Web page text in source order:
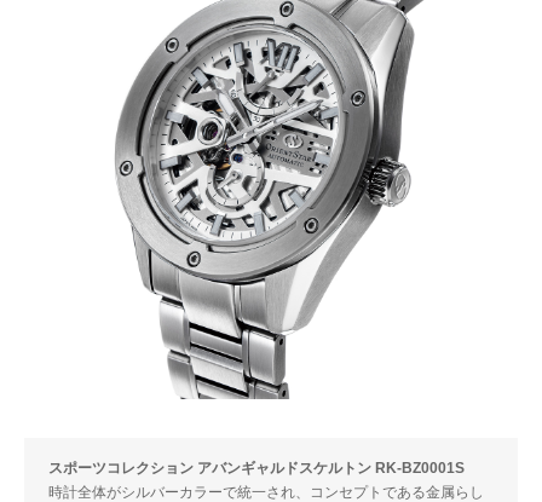
スポーツコレクション アバンギャルドスケルトン RK-BZ0001S
時計全体がシルバーカラーで統一され、コンセプトである金属らし